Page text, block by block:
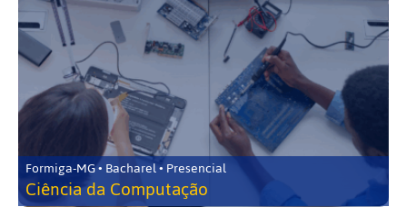
Formiga-MG • Bacharel • Presencial
Ciência da Computação